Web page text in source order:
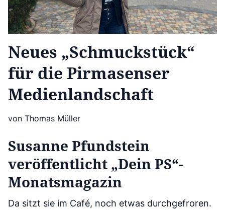
Neues „Schmuckstück“
für die Pirmasenser
Medienlandschaft
von Thomas Müller
Susanne Pfundstein
veröffentlicht „Dein PS“-
Monatsmagazin
Da sitzt sie im Café, noch etwas durchgefroren.